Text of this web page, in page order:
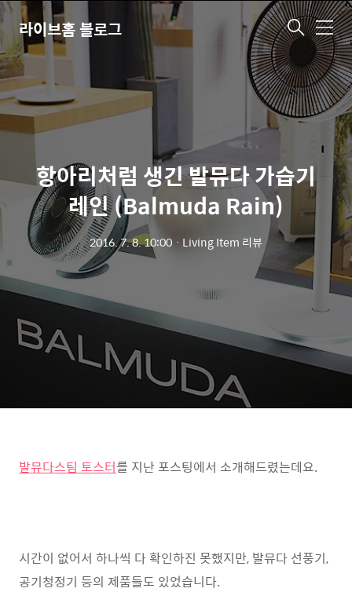
라이브홈 블로그 메
뉴
항아리처럼 생긴 발뮤다 가습기
레인 (Balmuda Rain)
2016. 7. 8. 10:00 ㆍ Living Item 리뷰
발뮤다스팀 토스터를 지난 포스팅에서 소개해드렸는데요.
시간이 없어서 하나씩 다 확인하진 못했지만, 발뮤다 선풍기,
공기청정기 등의 제품들도 있었습니다.